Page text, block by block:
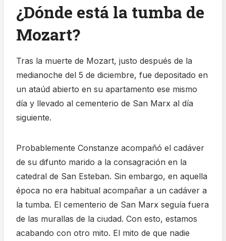
¿Dónde está la tumba de
Mozart?
Tras la muerte de Mozart, justo después de la
medianoche del 5 de diciembre, fue depositado en
un ataúd abierto en su apartamento ese mismo
día y llevado al cementerio de San Marx al día
siguiente.
Probablemente Constanze acompañó el cadáver
de su difunto marido a la consagración en la
catedral de San Esteban. Sin embargo, en aquella
época no era habitual acompañar a un cadáver a
la tumba. El cementerio de San Marx seguía fuera
de las murallas de la ciudad. Con esto, estamos
acabando con otro mito. El mito de que nadie